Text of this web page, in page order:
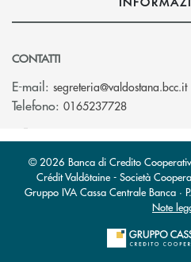
CONTATTI
E-mail: segreteria@valdostana.bcc.it
Telefono: 0165237728
© 2026 Banca di Credito
Crédit Valdôtaine - Società
Gruppo IVA Cassa Centrale Banca
Note